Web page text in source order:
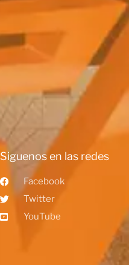
Siguenos en las redes
Facebook
Twitter
YouTube